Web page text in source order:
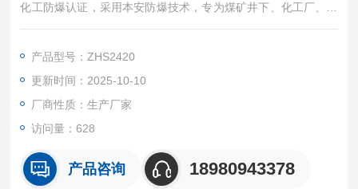
化工防爆认证，采用本安防爆技术，专为煤矿井下、化工厂、石
油罐区等易燃易爆环境设计，确保在极限条件下安全稳定运行，
本安型LED闪光灯
产品型号：ZHS2420
更新时间：2025-10-10
厂商性质：生产厂家
访问量：628
产品咨询 18980943378